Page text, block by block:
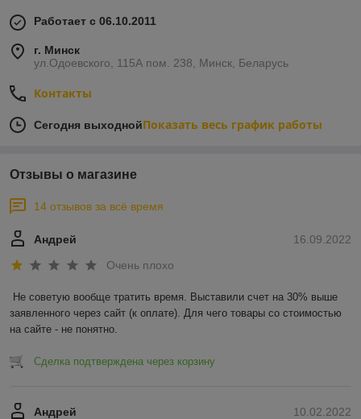
Работает с 06.10.2011
г. Минск
ул.Одоевского, 115А пом. 238, Минск, Беларусь
Контакты
Сегодня выходнойПоказать весь график работы
Отзывы о магазине
14 отзывов за всё время
16.09.2022
Андрей
Очень плохо
Не советую вообще тратить время. Выставили счет на 30% выше
заявленного через сайт (к оплате). Для чего товары со стоимостью
на сайте - не понятно.
Сделка подтверждена через корзину
10.02.2022
Андрей